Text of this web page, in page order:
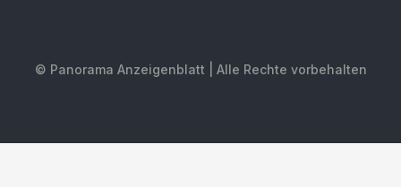
© Panorama Anzeigenblatt | Alle Rechte vorbehalten